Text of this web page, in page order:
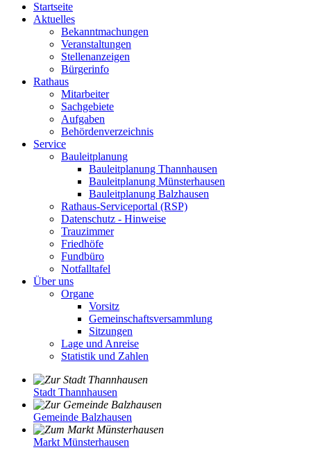
Startseite
Aktuelles
Bekanntmachungen
Veranstaltungen
Stellenanzeigen
Bürgerinfo
Rathaus
Mitarbeiter
Sachgebiete
Aufgaben
Behördenverzeichnis
Service
Bauleitplanung
Bauleitplanung Thannhausen
Bauleitplanung Münsterhausen
Bauleitplanung Balzhausen
Rathaus-Serviceportal (RSP)
Datenschutz - Hinweise
Trauzimmer
Friedhöfe
Fundbüro
Notfalltafel
Über uns
Organe
Vorsitz
Gemeinschaftsversammlung
Sitzungen
Lage und Anreise
Statistik und Zahlen
Stadt Thannhausen
Gemeinde Balzhausen
Markt Münsterhausen